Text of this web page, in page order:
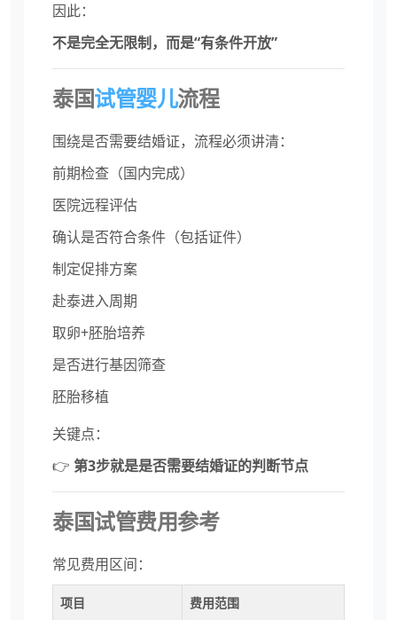
因此：
不是完全无限制，而是“有条件开放”
泰国试管婴儿流程
围绕是否需要结婚证，流程必须讲清：
前期检查（国内完成）
医院远程评估
确认是否符合条件（包括证件）
制定促排方案
赴泰进入周期
取卵+胚胎培养
是否进行基因筛查
胚胎移植
关键点：
👉 第3步就是是否需要结婚证的判断节点
泰国试管费用参考
常见费用区间：
项目 费用范围